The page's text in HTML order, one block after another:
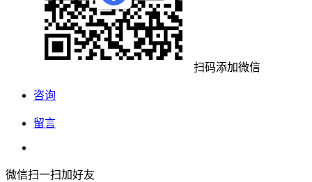
扫码添加微信
咨询
留言
微信扫一扫加好友